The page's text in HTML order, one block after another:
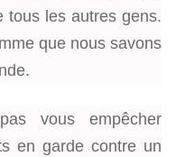
tous les autres gens.
que nous savons
vous empêcher
en garde contre un